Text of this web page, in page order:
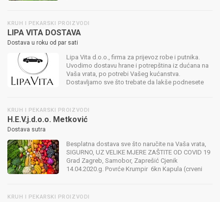
KRUH I PEKARSKI PROIZVODI
LIPA VITA DOSTAVA
Dostava u roku od par sati
Lipa Vita d.o.o., firma za prijevoz robe i putnika.
Uvodimo dostavu hrane i potrepština iz dućana na
Vaša vrata, po potrebi Vašeg kućanstva.
Dostavljamo sve što trebate da lakše podnesete
KRUH I PEKARSKI PROIZVODI
H.E.V.j.d.o.o. Metković
Dostava sutra
Besplatna dostava sve što naručite na Vaša vrata,
SIGURNO, UZ VELIKE MJERE ZAŠTITE OD COVID 19
Grad Zagreb, Samobor, Zaprešić Cjenik
14.04.2020.g. Povrće Krumpir 6kn Kapula (crveni
KRUH I PEKARSKI PROIZVODI